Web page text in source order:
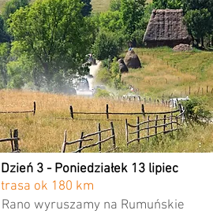
Dzień 3 - Poniedziałek 13 lipiec
trasa ok 180 km
Rano wyruszamy na Rumuńskie